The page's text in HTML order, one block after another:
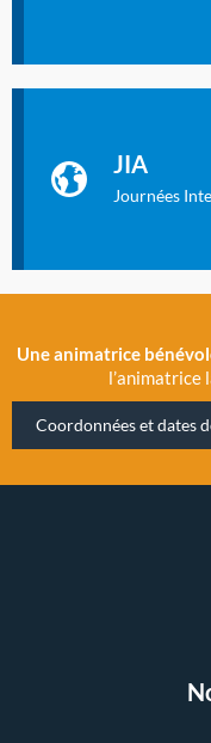
JIA
Journées
2019 la 11e Journée
évènement
Une animatrice
l’animatrice
Coordonnées et dates